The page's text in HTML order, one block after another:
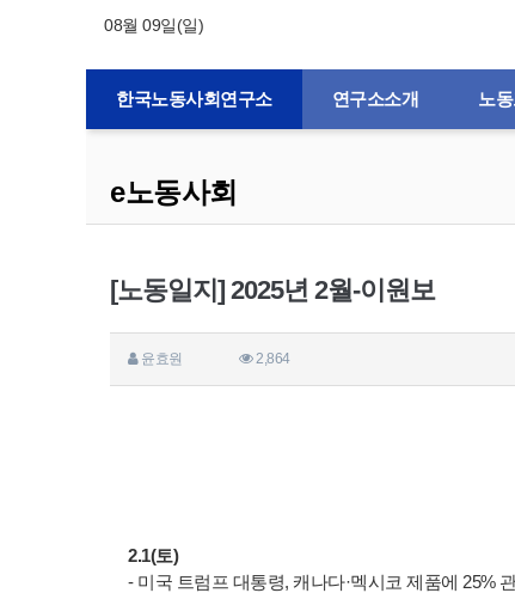
08월 09일(일)
한국노동사회연구소 연구소소개 노
e노동사회
[노동일지] 2025년 2월-이원보
윤효원 2,864
2.1(토)
- 미국 트럼프 대통령, 캐나다·멕시코 제품에 25%